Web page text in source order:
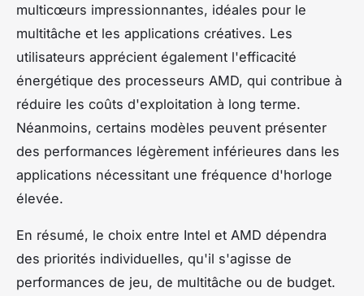
multicœurs impressionnantes, idéales pour le
multitâche et les applications créatives. Les
utilisateurs apprécient également l'efficacité
énergétique des processeurs AMD, qui contribue à
réduire les coûts d'exploitation à long terme.
Néanmoins, certains modèles peuvent présenter
des performances légèrement inférieures dans les
applications nécessitant une fréquence d'horloge
élevée.
En résumé, le choix entre Intel et AMD dépendra
des priorités individuelles, qu'il s'agisse de
performances de jeu, de multitâche ou de budget.